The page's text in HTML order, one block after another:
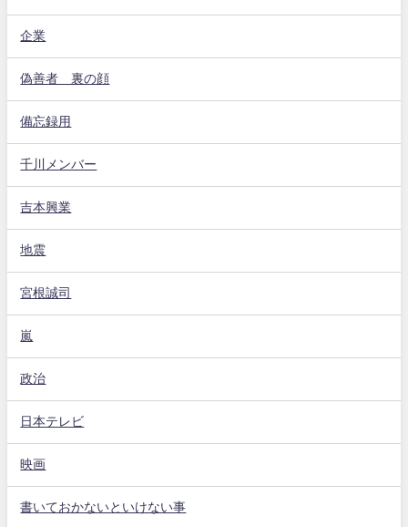
企業
偽善者 裏の顔
備忘録用
千川メンバー
吉本興業
地震
宮根誠司
嵐
政治
日本テレビ
映画
書いておかないといけない事